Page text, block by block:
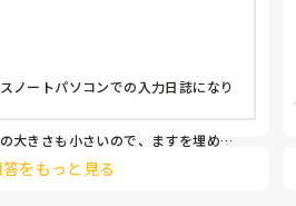
ノートパソコンでの入力日誌になり
大きさも小さいので、ますを埋める
の文章量が必要。
、改行やフォントや書き方や、忙し
をもっと見る